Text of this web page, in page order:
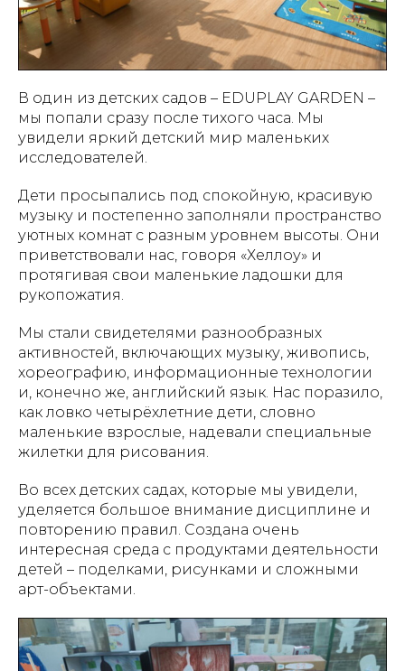
В один из детских садов – EDUPLAY GARDEN –
мы попали сразу после тихого часа. Мы
увидели яркий детский мир маленьких
исследователей.
Дети просыпались под спокойную, красивую
музыку и постепенно заполняли пространство
уютных комнат с разным уровнем высоты. Они
приветствовали нас, говоря «Хеллоу» и
протягивая свои маленькие ладошки для
рукопожатия.
Мы стали свидетелями разнообразных
активностей, включающих музыку, живопись,
хореографию, информационные технологии
и, конечно же, английский язык. Нас поразило,
как ловко четырёхлетние дети, словно
маленькие взрослые, надевали специальные
жилетки для рисования.
Во всех детских садах, которые мы увидели,
уделяется большое внимание дисциплине и
повторению правил. Создана очень
интересная среда с продуктами деятельности
детей – поделками, рисунками и сложными
арт-объектами.